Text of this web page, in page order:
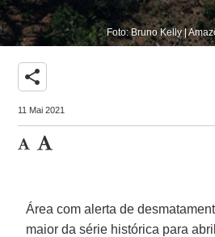
Foto: Bruno Kelly |
share
11 Mai 2021
Área com alerta de
maior da série histórica para